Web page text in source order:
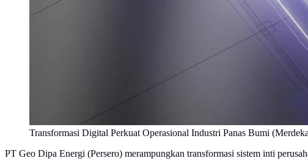
Transformasi Digital Perkuat Operasional Industri Panas Bumi
PT Geo Dipa Energi (Persero) merampungkan transformasi sistem inti